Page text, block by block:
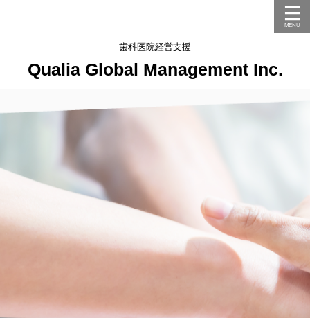
歯科医院経営支援
Qualia Global Management Inc.